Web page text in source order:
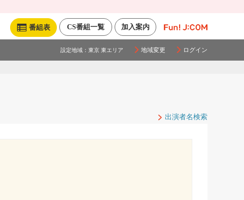
加入案内
CS番組一覧
番組表
設定地域： 東京 東エリア 地域変更 ログイン
出演者名検索